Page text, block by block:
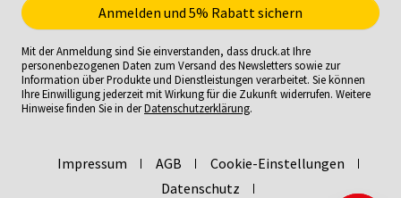
Mit der Anmeldung sind Sie einverstanden, dass druck.at Ihre
personenbezogenen Daten zum Versand des Newsletters sowie zur
Information über Produkte und Dienstleistungen verarbeitet. Sie können
Ihre Einwilligung jederzeit mit Wirkung für die Zukunft widerrufen. Weitere
Hinweise finden Sie in derDatenschutzerklärung.
Impressum AGB
Cookie-Einstellungen
Datenschutz